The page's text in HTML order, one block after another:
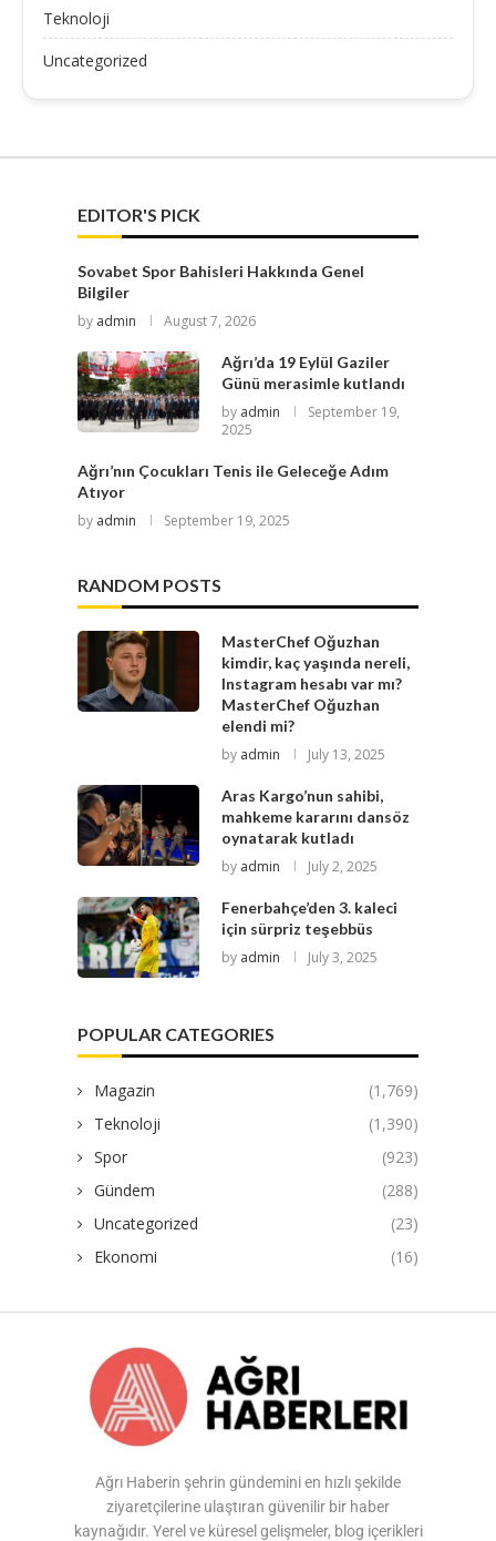
Teknoloji
Uncategorized
EDITOR'S PICK
Sovabet Spor Bahisleri Hakkında Genel
Bilgiler
by admin August 7, 2026
Ağrı’da 19 Eylül Gaziler
Günü merasimle kutlandı
by admin
September 19,
2025
Ağrı’nın Çocukları Tenis ile Geleceğe Adım
Atıyor
by admin September 19, 2025
RANDOM POSTS
MasterChef Oğuzhan
kimdir, kaç yaşında nereli,
Instagram hesabı var mı?
MasterChef Oğuzhan
elendi mi?
by admin July 13, 2025
Aras Kargo’nun sahibi,
mahkeme kararını dansöz
oynatarak kutladı
by admin July 2, 2025
Fenerbahçe’den 3. kaleci
için sürpriz teşebbüs
by admin July 3, 2025
POPULAR CATEGORIES
Magazin
(1,769)
Teknoloji
(1,390)
Spor
(923)
Gündem
(288)
Uncategorized
(23)
Ekonomi
(16)
Ağrı Haberin şehrin gündemini en hızlı şekilde
ziyaretçilerine ulaştıran güvenilir bir haber
kaynağıdır. Yerel ve küresel gelişmeler, blog içerikleri